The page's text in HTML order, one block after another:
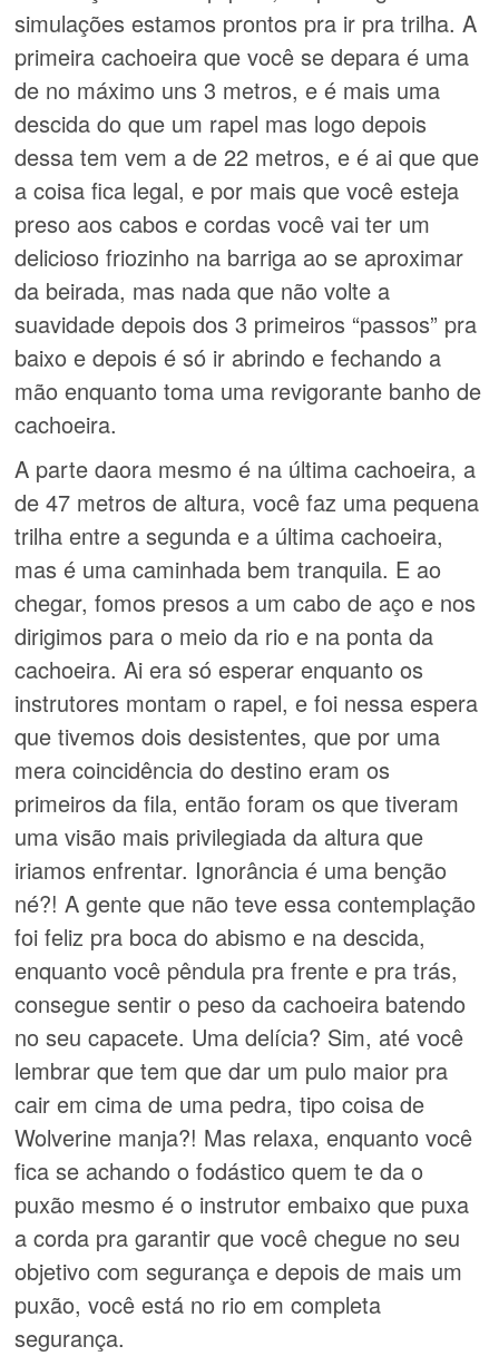
simulações estamos prontos pra ir pra trilha. A
primeira cachoeira que você se depara é uma
de no máximo uns 3 metros, e é mais uma
descida do que um rapel mas logo depois
dessa tem vem a de 22 metros, e é ai que que
a coisa fica legal, e por mais que você esteja
preso aos cabos e cordas você vai ter um
delicioso friozinho na barriga ao se aproximar
da beirada, mas nada que não volte a
suavidade depois dos 3 primeiros “passos” pra
baixo e depois é só ir abrindo e fechando a
mão enquanto toma uma revigorante banho de
cachoeira.
A parte daora mesmo é na última cachoeira, a
de 47 metros de altura, você faz uma pequena
trilha entre a segunda e a última cachoeira,
mas é uma caminhada bem tranquila. E ao
chegar, fomos presos a um cabo de aço e nos
dirigimos para o meio da rio e na ponta da
cachoeira. Ai era só esperar enquanto os
instrutores montam o rapel, e foi nessa espera
que tivemos dois desistentes, que por uma
mera coincidência do destino eram os
primeiros da fila, então foram os que tiveram
uma visão mais privilegiada da altura que
iriamos enfrentar. Ignorância é uma benção
né?! A gente que não teve essa contemplação
foi feliz pra boca do abismo e na descida,
enquanto você pêndula pra frente e pra trás,
consegue sentir o peso da cachoeira batendo
no seu capacete. Uma delícia? Sim, até você
lembrar que tem que dar um pulo maior pra
cair em cima de uma pedra, tipo coisa de
Wolverine manja?! Mas relaxa, enquanto você
fica se achando o fodástico quem te da o
puxão mesmo é o instrutor embaixo que puxa
a corda pra garantir que você chegue no seu
objetivo com segurança e depois de mais um
puxão, você está no rio em completa
segurança.